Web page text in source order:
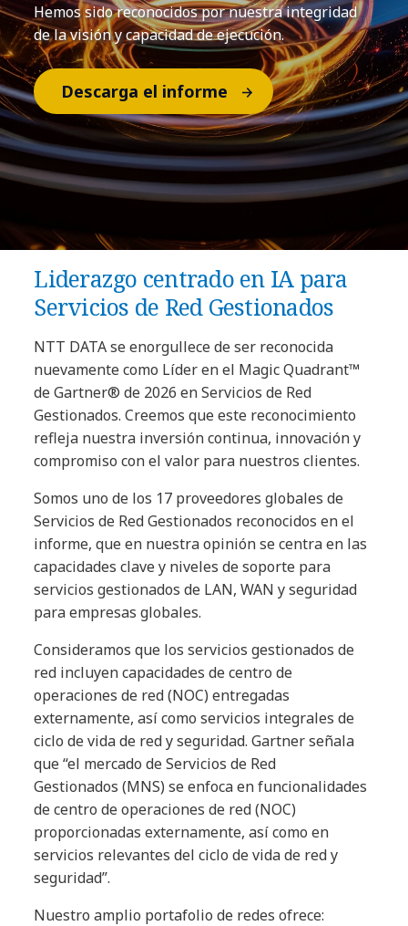
Hemos sido reconocidos por nuestra integridad
de la visión y capacidad de ejecución.
Descarga el informe
Liderazgo centrado en IA para
Servicios de Red Gestionados
NTT DATA se enorgullece de ser reconocida
nuevamente como Líder en el Magic Quadrant™
de Gartner® de 2026 en Servicios de Red
Gestionados. Creemos que este reconocimiento
refleja nuestra inversión continua, innovación y
compromiso con el valor para nuestros clientes.
Somos uno de los 17 proveedores globales de
Servicios de Red Gestionados reconocidos en el
informe, que en nuestra opinión se centra en las
capacidades clave y niveles de soporte para
servicios gestionados de LAN, WAN y seguridad
para empresas globales.
Consideramos que los servicios gestionados de
red incluyen capacidades de centro de
operaciones de red (NOC) entregadas
externamente, así como servicios integrales de
ciclo de vida de red y seguridad. Gartner señala
que “el mercado de Servicios de Red
Gestionados (MNS) se enfoca en funcionalidades
de centro de operaciones de red (NOC)
proporcionadas externamente, así como en
servicios relevantes del ciclo de vida de red y
seguridad”.
Nuestro amplio portafolio de redes ofrece: